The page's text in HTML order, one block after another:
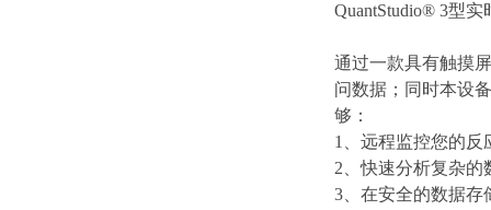
QuantStudio® 3型
通过一款具有触摸
问数据；同时本设
够：
1、远程监控您的
2、快速分析复杂的
3、在安全的数据存